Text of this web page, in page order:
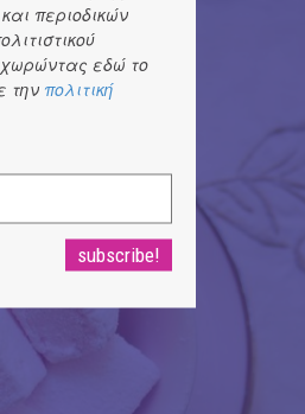
περιοδικών
εδώ το
την πολιτική